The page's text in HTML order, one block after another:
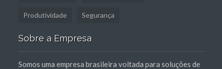
Produtividade Segurança
Sobre a Empresa
Somos uma empresa brasileira voltada para soluções de